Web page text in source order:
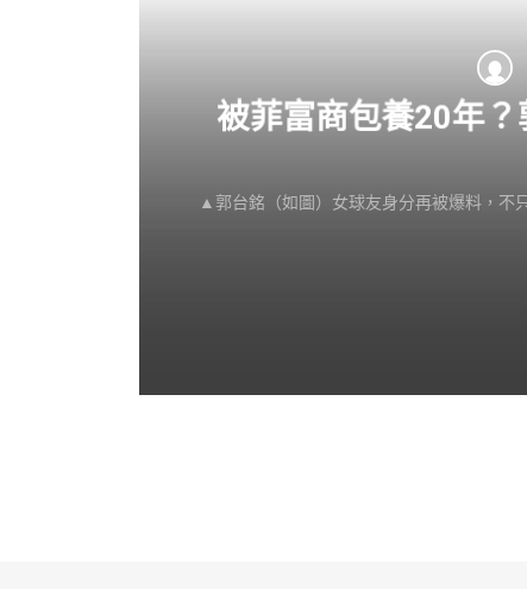
被菲富商包養20年
▲郭台銘（如圖）女球友身分再被爆料，不